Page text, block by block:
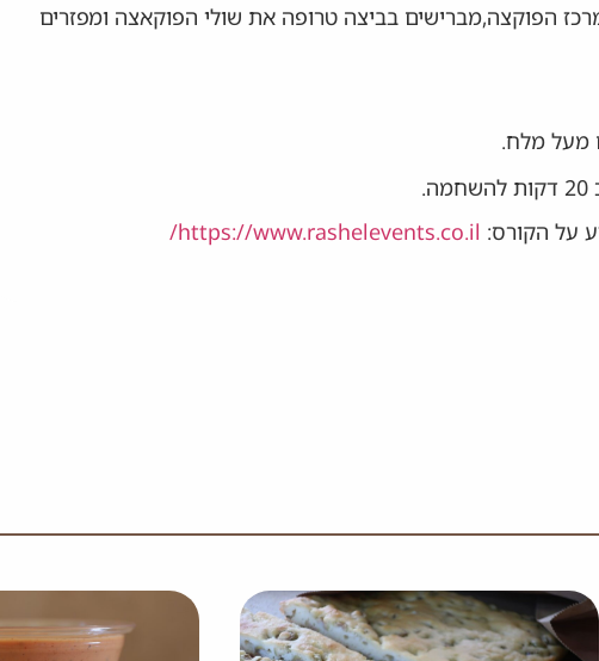
הפוקצה,מברישים בביצה טרופה את שולי הפוקאצה ומפזרים
מעל מלח.
על הקורס: https://www.rashelevents.co.il/